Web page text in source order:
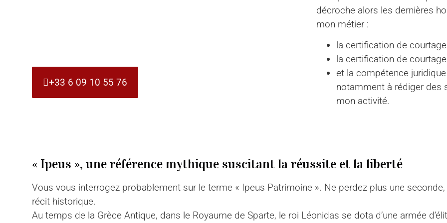
+33 6 09 10 55 76
décroche alors les dernières
mon métier :
la certification de
la certification de
et la compétence
notamment à rédiger des
mon activité.
« Ipeus », une référence mythique suscitant la réussite et la liberté
Vous vous interrogez probablement sur le terme « Ipeus Patrimoine ». Ne perdez plus une seconde,
récit historique.
Au temps de la Grèce Antique, dans le Royaume de Sparte, le roi Léonidas se dota d’une armée